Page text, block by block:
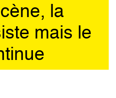
la
mais le